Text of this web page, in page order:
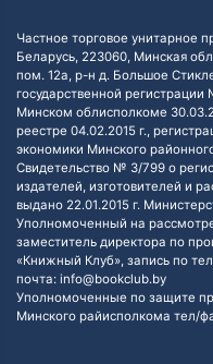
Частное торговое унитарное
Беларусь, 223060, Минская
пом. 12а, р-н д. Большое
государственной
Минском облисполкоме
реестре 04.02.2015 г.,
экономики Минского
Свидетельство № 3/799 о
издателей, изготовителей и
выдано 22.01.2015 г.
Уполномоченный на
заместитель директора по
«Книжный Клуб», запись по
почта: info@bookclub.by
Уполномоченные по защите
Минского райисполкома тел/